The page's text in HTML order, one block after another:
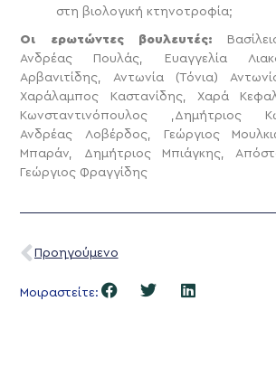
στη βιολογική κτηνοτροφία;
Οι ερωτώντες βουλευτές:
Ανδρέας Πουλάς, Ευαγγελία
Αρβανιτίδης, Αντωνία (Τόνια)
Χαράλαμπος Καστανίδης, Χαρά
Κωνσταντινόπουλος ,Δημήτριος
Ανδρέας Λοβέρδος, Γεώργιος
Μπαράν, Δημήτριος Μπιάγκης,
Γεώργιος Φραγγίδης
Προηγούμενο
Μοιραστείτε: